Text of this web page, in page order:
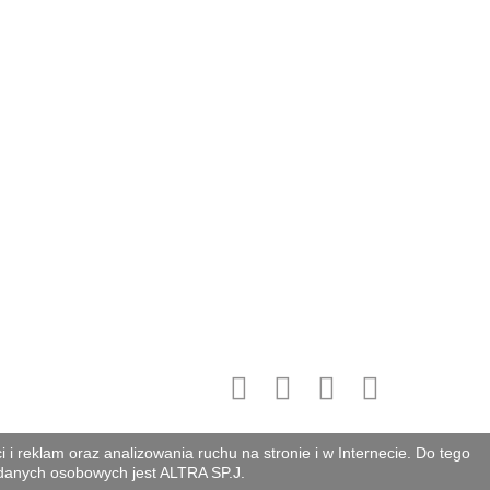
projekt i wykonanie:Copyrights - www.Info-Graf.Net
reklam oraz analizowania ruchu na stronie i w Internecie. Do tego
osobowych jest ALTRA SP.J.